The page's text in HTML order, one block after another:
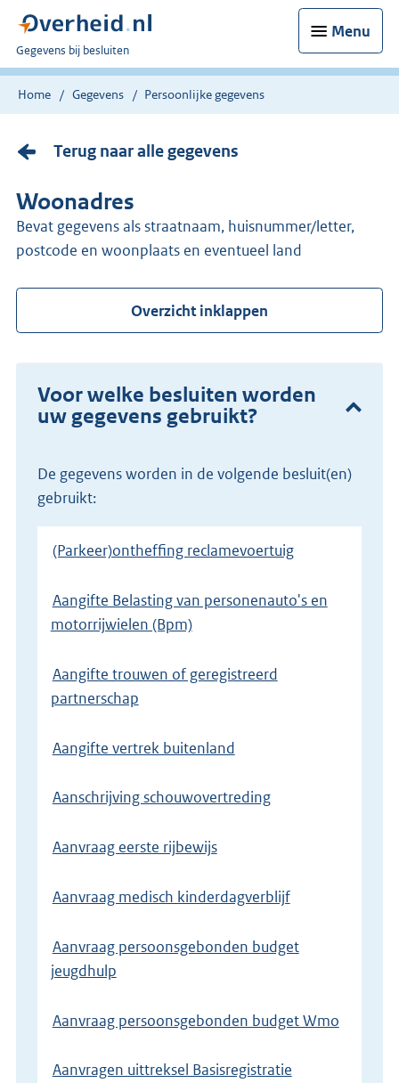
Menu
U
bent
nu
Gegevens bij besluiten
Home Gegevens Persoonlijke gegevens
Terug naar alle gegevens
Woonadres
Bevat gegevens als straatnaam, huisnummer/letter,
postcode en woonplaats en eventueel land
Overzicht inklappen
Voor welke besluiten worden
uw gegevens gebruikt?
De gegevens worden in de volgende besluit(en)
gebruikt:
(Parkeer)ontheffing reclamevoertuig
Aangifte Belasting van personenauto's en
motorrijwielen (Bpm)
Aangifte trouwen of geregistreerd
partnerschap
Aangifte vertrek buitenland
Aanschrijving schouwovertreding
Aanvraag eerste rijbewijs
Aanvraag medisch kinderdagverblijf
Aanvraag persoonsgebonden budget
jeugdhulp
Aanvraag persoonsgebonden budget Wmo
Aanvragen uittreksel Basisregistratie